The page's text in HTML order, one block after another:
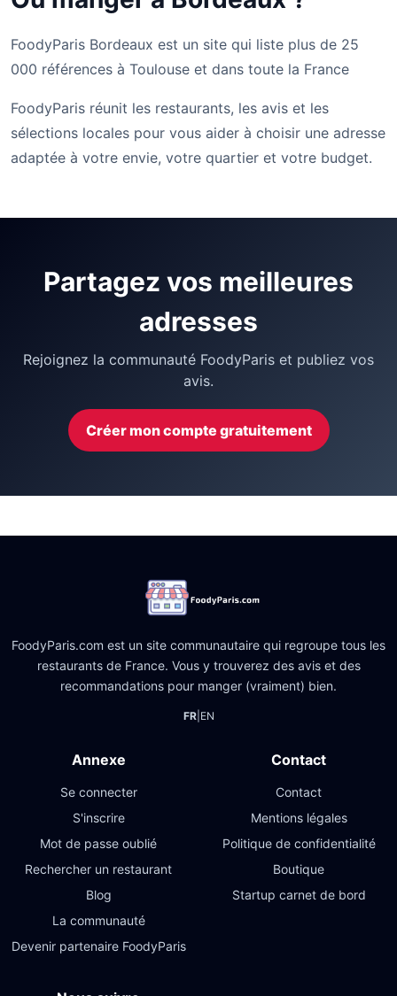
FoodyParis Bordeaux est un site qui liste plus de 25
000 références à Toulouse et dans toute la France
FoodyParis réunit les restaurants, les avis et les
sélections locales pour vous aider à choisir une adresse
adaptée à votre envie, votre quartier et votre budget.
Partagez vos meilleures
adresses
Rejoignez la communauté FoodyParis et publiez vos
avis.
Créer mon compte gratuitement
FoodyParis.com est un site communautaire qui regroupe tous les
restaurants de France. Vous y trouverez des avis et des
recommandations pour manger (vraiment) bien.
FR| EN
Annexe
Se connecter
S'inscrire
Mot de passe oublié
Rechercher un restaurant
Blog
La communauté
Devenir partenaire FoodyParis
Contact
Contact
Mentions légales
Politique de confidentialité
Boutique
Startup carnet de bord